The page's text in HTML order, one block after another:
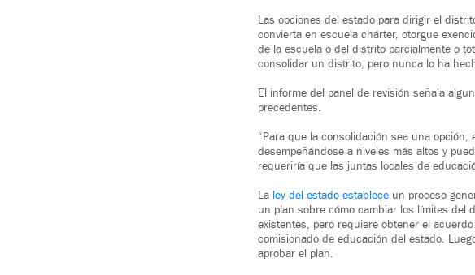
Las opciones del estado para dirigir el
convierta en escuela chárter, otorgue
de la escuela o del distrito parcialmente o
consolidar un distrito, pero nunca lo ha
El informe del panel de revisión señala
precedentes.
“Para que la consolidación sea una
desempeñándose a niveles más altos y
requeriría que las juntas locales de
La ley del estado establece un proceso
un plan sobre cómo cambiar los límites del
existentes, pero requiere obtener el
comisionado de educación del estado.
aprobar el plan.